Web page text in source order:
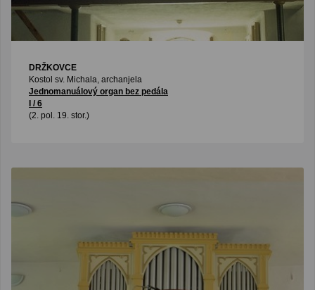
DRŽKOVCE
Kostol sv. Michala, archanjela
Jednomanuálový organ bez pedála
I / 6
(2. pol. 19. stor.)